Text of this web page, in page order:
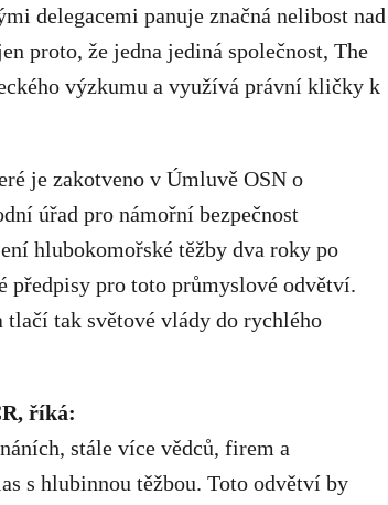
delegacemi panuje značná nelibost nad
proto, že jedna jediná společnost, The
výzkumu a využívá právní kličky k
je zakotveno v Úmluvě OSN o
úřad pro námořní bezpečnost
hlubokomořské těžby dva roky po
předpisy pro toto průmyslové odvětví.
tlačí tak světové vlády do rychlého
říká:
stále více vědců, firem a
s hlubinnou těžbou. Toto odvětví by